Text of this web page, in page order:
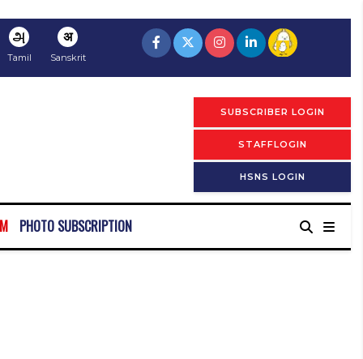
அ
Tamil
अ
Sanskrit
SUBSCRIBER LOGIN
STAFFLOGIN
HSNS LOGIN
PHOTO SUBSCRIPTION